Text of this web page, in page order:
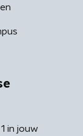
in jouw